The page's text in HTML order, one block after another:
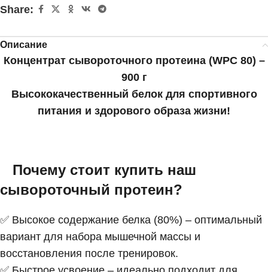
Share:
Описание
Концентрат сывороточного протеина (WPC 80) –
900 г
Высококачественный белок для спортивного
питания и здорового образа жизни!
Почему стоит купить наш
сывороточный протеин?
✅ Высокое содержание белка (80%) – оптимальный
вариант для набора мышечной массы и
восстановления после тренировок.